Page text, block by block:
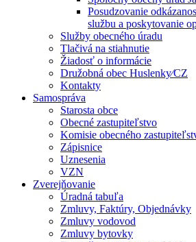
Posudzovanie
službu a poskytovanie
Služby obecného úradu
Tlačivá na stiahnutie
Žiadosť o informácie
Družobná obec Huslenky⁄CZ
Kontakty
Samospráva
Starosta obce
Obecné zastupiteľstvo
Komisie obecného
Zápisnice
Uznesenia
VZN
Zverejňovanie
Úradná tabuľa
Zmluvy, Faktúry, Objednávky
Zmluvy vodovod
Zmluvy bytovky